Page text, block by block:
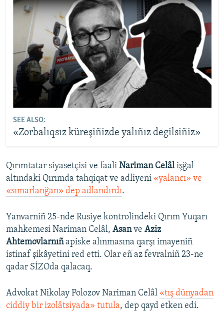
SEE ALSO:
«Zorbalıqsız küreşiñizde yalıñız degilsiñiz»
Qırımtatar siyasetçisi ve faali Nariman Celâlişğal
altındaki Qırımda tahqiqat ve adliyeni «yalancı» ve
«sımarlanğan» dep adlandırdı.
Yanvarniñ 25-nde Rusiye kontrolindeki Qırım Yuqarı
mahkemesi Nariman Celâl, Asanve Aziz
Ahtemovlarnıñapiske alınmasına qarşı imayeniñ
istinaf şikâyetini red etti. Olar eñ az fevralniñ 23-ne
qadar SİZOda qalacaq.
Advokat Nikolay Polozov Nariman Celâl «tış dünyadan
ciddiy bir izolâtsiyada» tutula, dep qayd etken edi.